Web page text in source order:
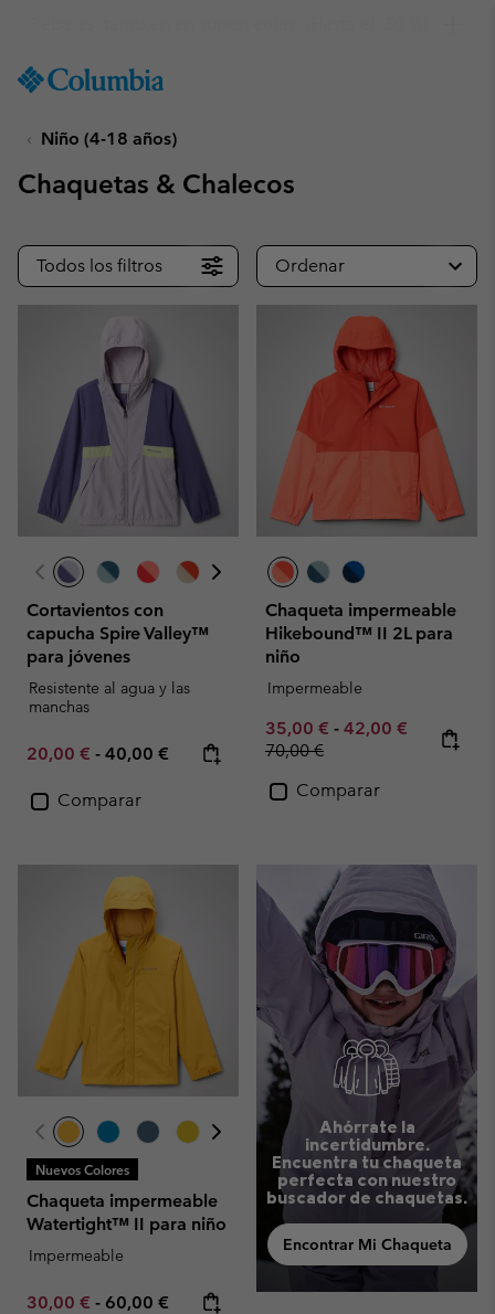
TO
SKIP
MAIN
NAV
SKIP
TO
SEARCH
Niño (4-18 años)
Chaquetas & Chalecos
Todos los filtros Ordenar
Cortavientos con
capucha Spire Valley™
para jóvenes
Resistente al agua y las
manchas
Minimum sale price:
20,00 € - Maximum price:
40,00 €
Comparar
Chaqueta impermeable
Hikebound™ II 2L para
niño
Impermeable
Minimum sale price:
35,00 € - Maximum sale
42,00 € Regular
70,00 €
Comparar
Nuevos Colores
Chaqueta impermeable
Watertight™ II para niño
Impermeable
Minimum sale price:
30,00 € - Maximum price:
60,00 €
Ahórrate la
incertidumbre.
Encuentra tu chaqueta
perfecta con nuestro
buscador de chaquetas.
Encontrar Mi Chaqueta